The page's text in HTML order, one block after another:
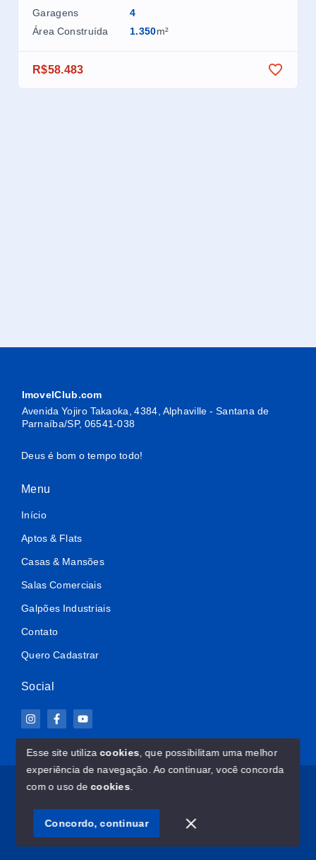
Garagens
4
Área Construída
1.350m²
R$58.483
ImovelClub.com
Avenida Yojiro Takaoka, 4384, Alphaville - Santana de
Parnaíba/SP, 06541-038
Deus é bom o tempo todo!
Menu
Início
Aptos & Flats
Casas & Mansões
Salas Comerciais
Galpões Industriais
Contato
Quero Cadastrar
Social
© Copyright 2026 - ImovelClub.com - Todos os direitos
SITE PARA IMOBILIARIA
Esse site utilizacookies , que possibilitam uma melhor
experiência de navegação. Ao continuar, você concorda
com o uso decookies
Concordo, continuar